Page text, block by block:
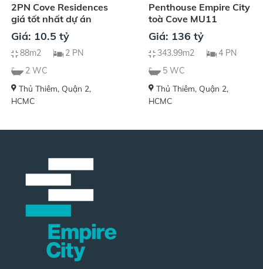
2PN Cove Residences
giá tốt nhất dự án
Giá: 10.5 tỷ
88m2
2 PN
2 WC
Thủ Thiêm, Quận 2,
HCMC
Penthouse Empire City
toà Cove MU11
Giá: 136 tỷ
343.99m2
4 PN
5 WC
Thủ Thiêm, Quận 2,
HCMC